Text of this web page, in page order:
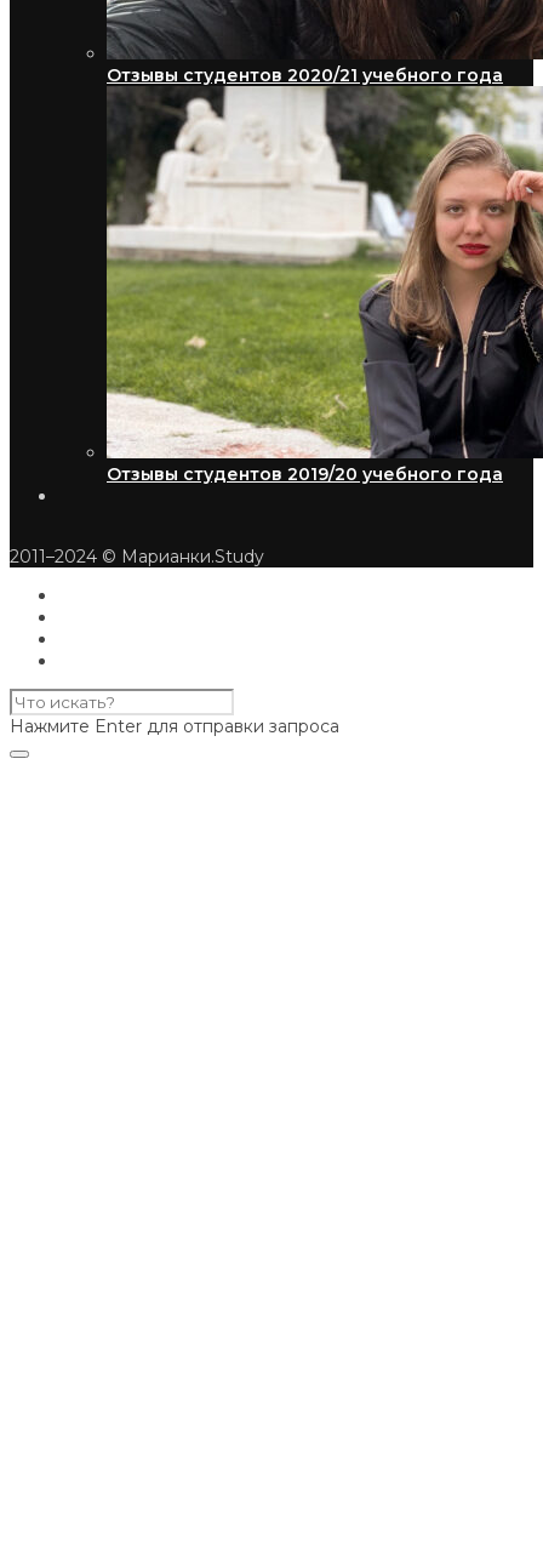
Отзывы студентов 2020/21 учебного года
Отзывы студентов 2019/20 учебного года
2011–2024 © Марианки.Study
Нажмите Enter для отправки запроса